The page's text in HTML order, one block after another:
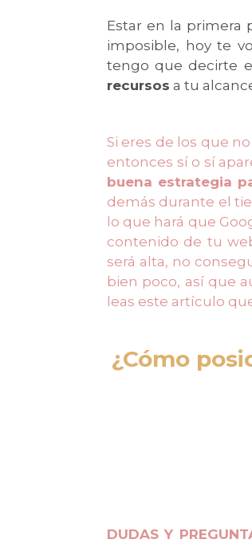
Estar en la primera
imposible, hoy te
tengo que decirte
recursos a tu
Si eres de los que
entonces sí o sí
buena estrategia
demás durante el
lo que hará que
contenido de tu
será alta, no
bien poco, así que
leas este artículo
¿Cómo
DUDAS Y